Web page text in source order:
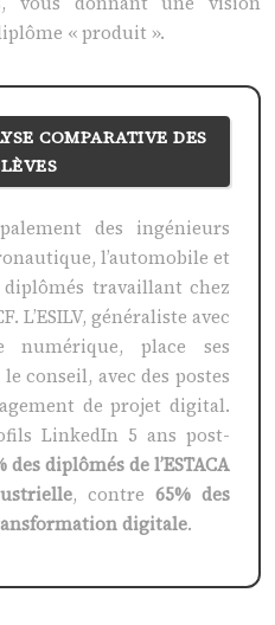
« produit ».
COMPARATIVE DES
des ingénieurs
l’automobile et
travaillant chez
L’ESILV, généraliste avec
numérique, place ses
conseil, avec des postes
de projet digital.
LinkedIn 5 ans post-
des diplômés de l’ESTACA
, contre 65% des
digitale.